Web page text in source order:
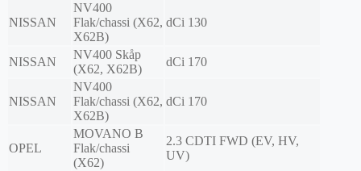
NISSAN
NV400
Flak/chassi (X62,
X62B)
dCi 130
NISSAN
NV400 Skåp
(X62, X62B)
dCi 170
NISSAN
NV400
Flak/chassi (X62,
X62B)
dCi 170
OPEL
MOVANO B
Flak/chassi
(X62)
2.3 CDTI FWD (EV, HV,
UV)